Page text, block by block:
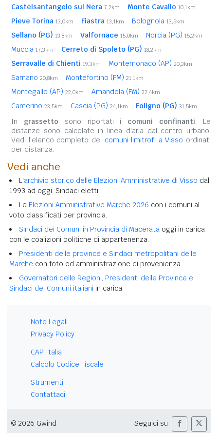
Castelsantangelo sul Nera 7,2km Monte Cavallo 10,1km
Pieve Torina 13,0km Fiastra 13,1km Bolognola 13,5km
Sellano (PG) 13,8km Valfornace 15,0km Norcia (PG) 15,2km
Muccia 17,3km Cerreto di Spoleto (PG) 18,2km
Serravalle di Chienti 19,3km Montemonaco (AP) 20,3km
Sarnano 20,8km Montefortino (FM) 21,1km
Montegallo (AP) 22,0km Amandola (FM) 22,4km
Camerino 23,5km Cascia (PG) 24,1km Foligno (PG) 31,5km
In grassetto sono riportati i comuni confinanti. Le
distanze sono calcolate in linea d'aria dal centro urbano.
Vedi l'elenco completo dei comuni limitrofi a Visso ordinati
per distanza.
Vedi anche
L'archivio storico delle Elezioni Amministrative di Visso dal
1993 ad oggi. Sindaci eletti.
Le Elezioni Amministrative Marche 2026 con i comuni al
voto classificati per provincia.
Sindaci dei Comuni in Provincia di Macerata oggi in carica
con le coalizioni politiche di appartenenza.
Presidenti delle province e Sindaci metropolitani delle
Marche con foto ed amministrazione di provenienza.
Governatori delle Regioni, Presidenti delle Province e
Sindaci dei Comuni italiani in carica.
Note Legali
Privacy Policy
CAP Italia
Calcolo Codice Fiscale
Strumenti
Contattaci
© 2026 Gwind Seguici su